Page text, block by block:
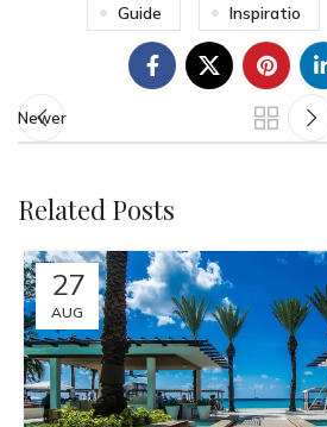
Guide Inspiratio
Newer
Related Posts
27
AUG